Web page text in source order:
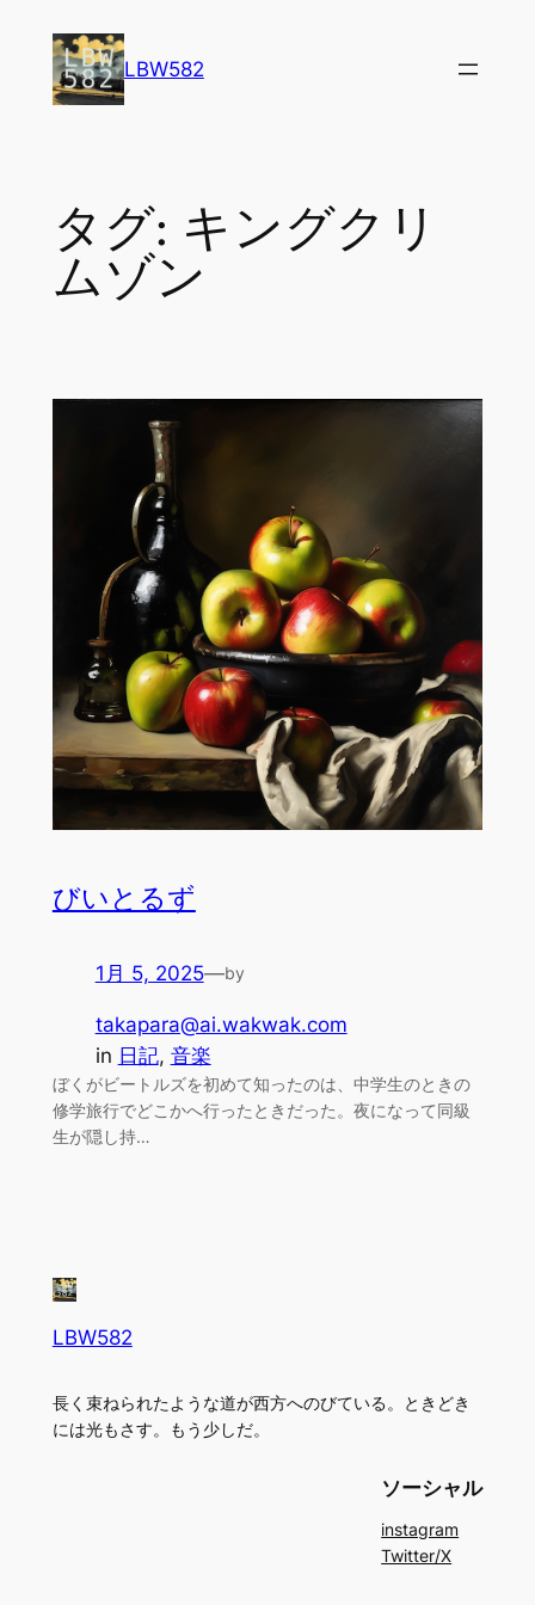
LBW582
タグ: キングクリ
ムゾン
びいとるず
1月 5, 2025—by
takapara@ai.wakwak.com
in 日記, 音楽
ぼくがビートルズを初めて知ったのは、中学生のときの
修学旅行でどこかへ行ったときだった。夜になって同級
生が隠し持…
LBW582
長く束ねられたような道が西方へのびている。ときどき
には光もさす。もう少しだ。
ソーシャル
instagram
Twitter/X